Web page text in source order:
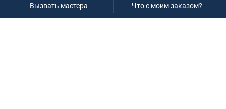
Вызвать мастера Что с моим заказом?